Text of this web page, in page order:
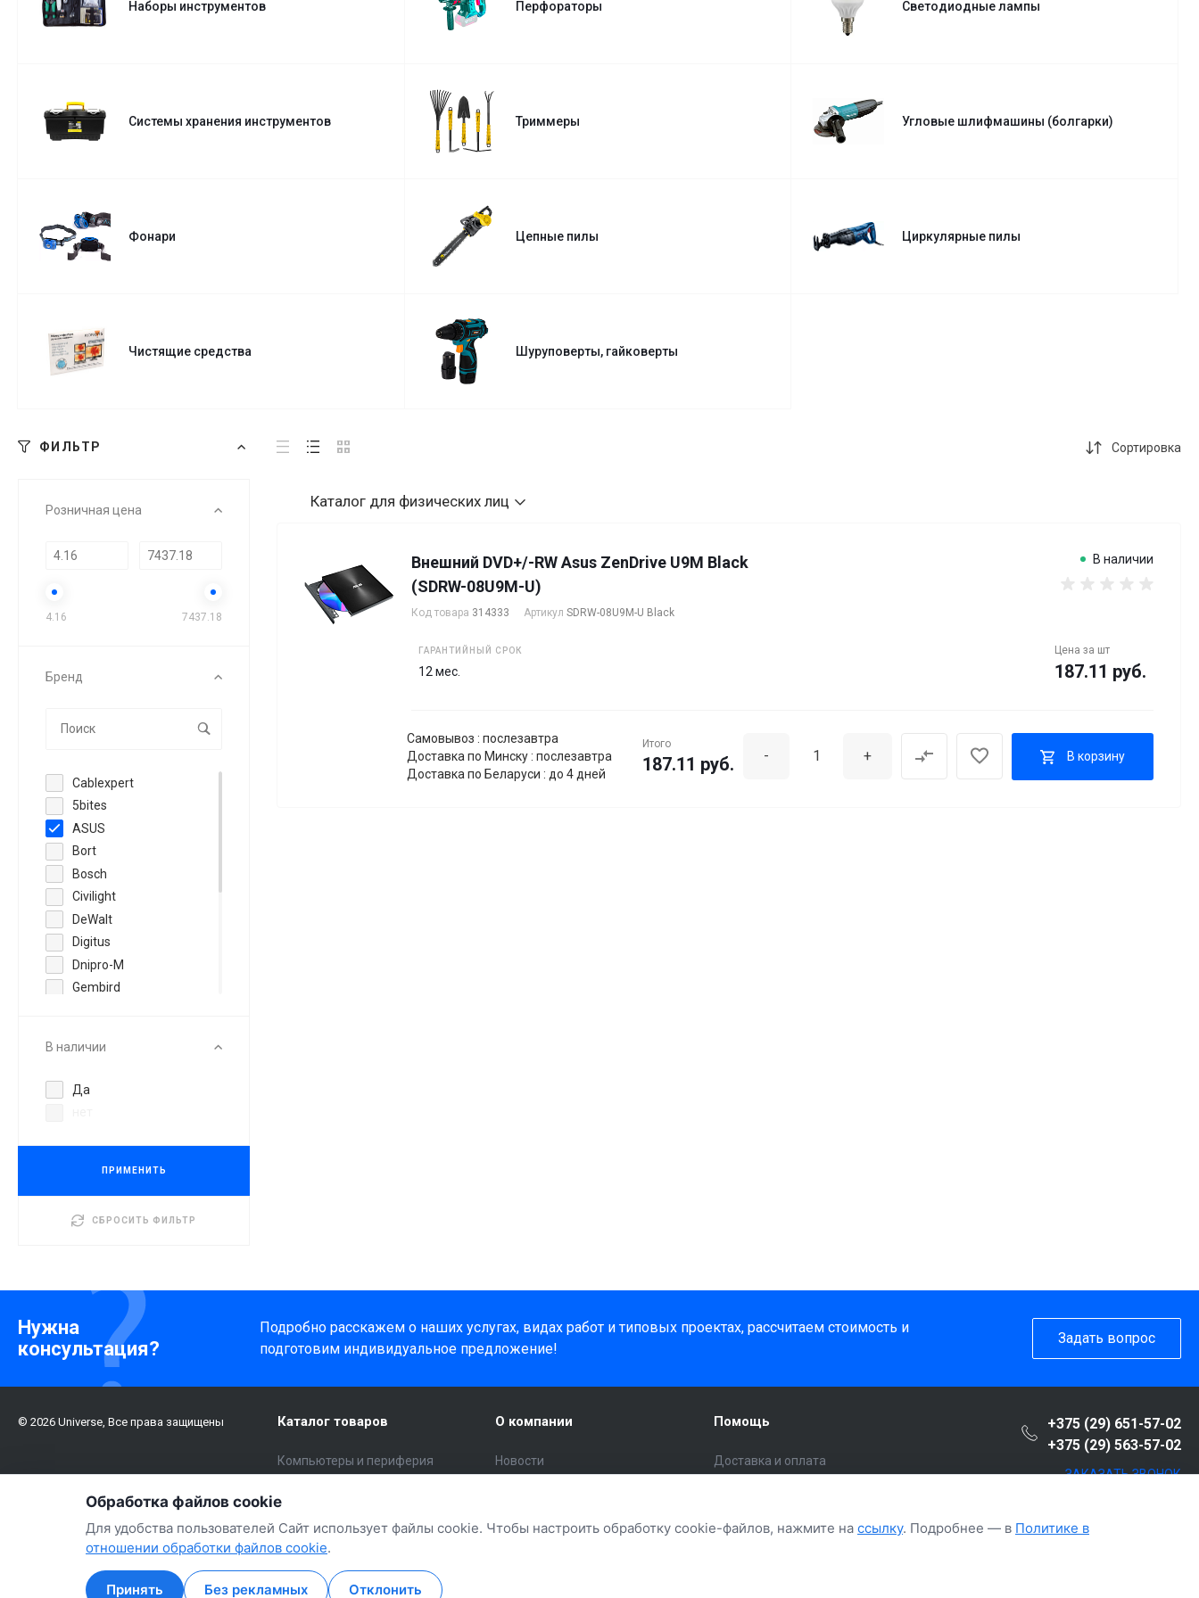
Наборы инструментов Перфораторы Светодиодные лампы
Системы хранения инструментов Триммеры Угловые шлифмашины (болгарки)
Фонари Цепные пилы Циркулярные пилы
Чистящие средства Шуруповерты, гайковерты
ФИЛЬТР
Розничная цена
4.16 7437.18
Бренд
Cablexpert
5bites
ASUS
Bort
Bosch
Civilight
DeWalt
Digitus
Dnipro-M
Gembird
MACTRONIC
Milwaukee
RONOL
Xiaomi
В наличии
Да
ПРИМЕНИТЬ
СБРОСИТЬ ФИЛЬТР
Сортировка
Каталог для физических лиц
Внешний DVD+/-RW Asus ZenDrive U9M Black
(SDRW-08U9M-U)
Код товара 314333 Артикул SDRW-08U9M-U Black
В наличии
ГАРАНТИЙНЫЙ СРОК
12 мес.
Цена за шт
187.11 руб.
Самовывоз : послезавтра
Доставка по Минску : послезавтра
Доставка по Беларуси : до 4 дней
Итого
187.11 руб. - + В корзину
Нужна
консультация?
Подробно расскажем о наших услугах, видах работ и типовых проектах, рассчитаем стоимость и
подготовим индивидуальное предложение!
Задать вопрос
© 2026 Universe, Все права защищены Каталог товаров
Компьютеры и периферия
Бытовая техника и инструмент
Авто
О компании
Новости
Политика конфиденциальности
Помощь
Доставка и оплата
Бренды
+375 (29) 651-57-02
+375 (29) 563-57-02
ЗАКАЗАТЬ ЗВОНОК
Обработка файлов cookie
Для удобства пользователей Сайт использует файлы cookie. Чтобы настроить обработку cookie-файлов, нажмите на ссылку. Подробнее — в Политике в
отношении обработки файлов cookie.
Принять Без рекламных Отклонить